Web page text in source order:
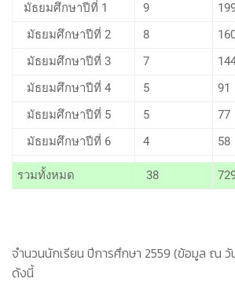
มัธยมศึกษาปีที่ 1
9
มัธยมศึกษาปีที่ 2
8
มัธยมศึกษาปีที่ 3
7
มัธยมศึกษาปีที่ 4
5 91
มัธยมศึกษาปีที่ 5
5 77
มัธยมศึกษาปีที่ 6
4 58
รวมทั้งหมด 38
จำนวนนักเรียน ปีการศึกษา 2559 (ข้อมูล ณ วั
ดังนี้